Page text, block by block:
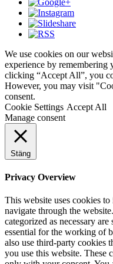
We use cookies on our
experience by remembering
clicking “Accept All”, you
However, you may visit
consent.
Cookie Settings Accept All
Manage consent
Stäng
Privacy Overview
This website uses cookies
navigate through the
categorized as necessary
essential for the working of
also use third-party cookies
you use this website. These